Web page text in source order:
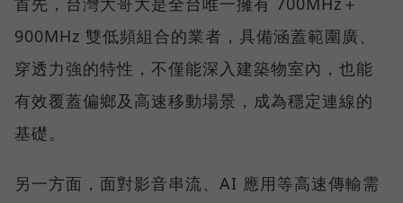
900MHz 雙低頻組合的業者，具備涵蓋範圍廣、
穿透力強的特性，不僅能深入建築物室內，也能
有效覆蓋偏鄉及高速移動場景，成為穩定連線的
基礎。
另一方面，面對影音串流、AI 應用等高速傳輸需